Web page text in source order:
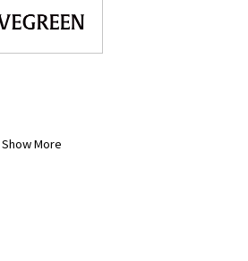
Show More